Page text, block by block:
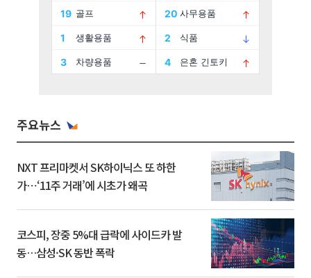
주요뉴스
NXT 프리마켓서 SK하이닉스 또 하한
가⋯‘11주 거래’에 시초가 왜곡
코스피, 장중 5%대 급락에 사이드카 발
동…삼성·SK 동반 폭락